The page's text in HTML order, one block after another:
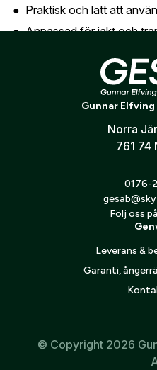
Praktisk och lätt att
Anpassad för jakt och
Passar gevär med
oss så hjälper vi dig att
E-post:* (kommer bli ditt
Verifiera e-post:*
Jag godkänner att mina
personuppgiftspolicy
Gunnar
Norra
761 74
0176-
Följ oss
Leverans &
Garanti,
© Copyright 2026